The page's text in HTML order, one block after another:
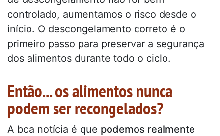
controlado, aumentamos o risco desde o
início. O descongelamento correto é o
primeiro passo para preservar a segurança
dos alimentos durante todo o ciclo.
Então... os alimentos nunca
podem ser recongelados?
A boa notícia é que podemos realmente